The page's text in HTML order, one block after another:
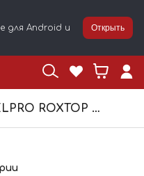
для Android и
Открыть
Отрезной круг ROXELPRO ROXTOP HARD CUT 125x3.0x22мм Т41 нерж.сталь, металл 105248